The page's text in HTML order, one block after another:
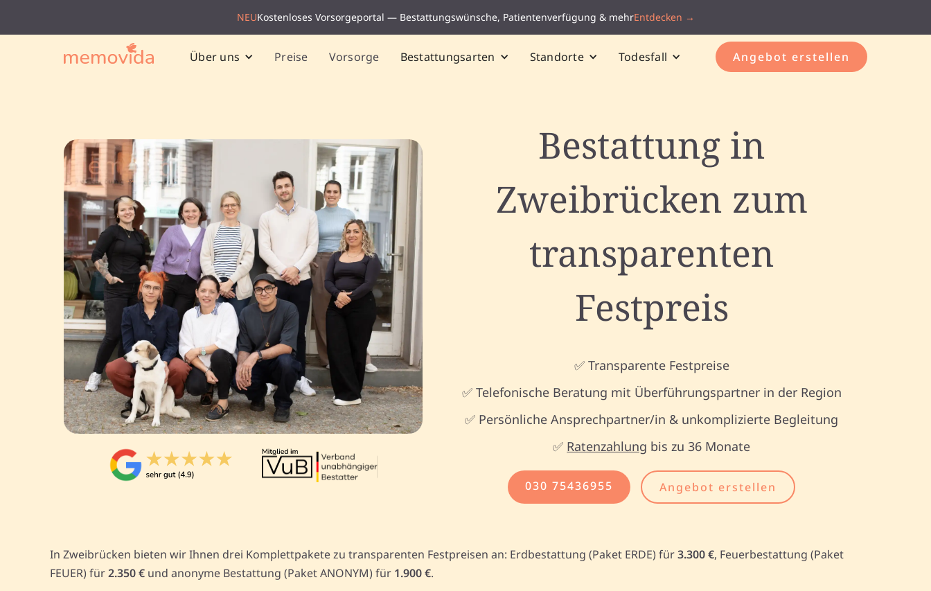
NEUKostenloses Vorsorgeportal — Bestattungswünsche, Patientenverfügung & mehrEntdecken →
Über uns Preise Vorsorge Bestattungsarten Standorte Todesfall Angebot erstellen
Bestattung in
Zweibrücken zum
transparenten
Festpreis
✅ Transparente Festpreise
✅ Telefonische Beratung mit Überführungspartner in der Region
✅ Persönliche Ansprechpartner/in & unkomplizierte Begleitung
✅ Ratenzahlung bis zu 36 Monate
030 75436955 Angebot erstellen
In Zweibrücken bieten wir Ihnen drei Komplettpakete zu transparenten Festpreisen an: Erdbestattung (Paket ERDE) für3.300 €, Feuerbestattung (Paket
FEUER) für2.350 € und anonyme Bestattung (Paket ANONYM) für 1.900 €.